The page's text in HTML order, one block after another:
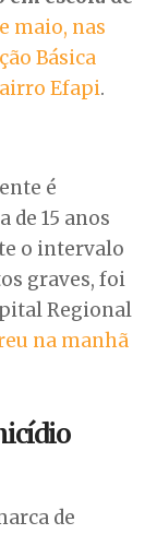
maio, nas
Básica
Efapi.
é
de 15 anos
o intervalo
graves, foi
Regional
na manhã
de